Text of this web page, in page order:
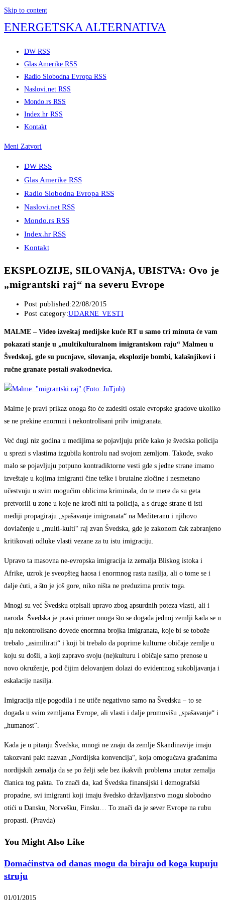
Skip to content
ENERGETSKA ALTERNATIVA
DW RSS
Glas Amerike RSS
Radio Slobodna Evropa RSS
Naslovi.net RSS
Mondo.rs RSS
Index.hr RSS
Kontakt
Meni Zatvori
DW RSS
Glas Amerike RSS
Radio Slobodna Evropa RSS
Naslovi.net RSS
Mondo.rs RSS
Index.hr RSS
Kontakt
EKSPLOZIJE, SILOVANjA, UBISTVA: Ovo je
„migrantski raj“ na severu Evrope
Post published:22/08/2015
Post category:UDARNE VESTI
MALME – Video izveštaj medijske kuće RT u samo tri minuta će vam
pokazati stanje u „multikulturalnom imigrantskom raju“ Malmeu u
Švedskoj, gde su pucnjave, silovanja, eksplozije bombi, kalašnjikovi i
ručne granate postali svakodnevica.
Malme je pravi prikaz onoga što će zadesiti ostale evropske gradove ukoliko
se ne prekine enormni i nekontrolisani prilv imigranata.
Već dugi niz godina u medijima se pojavljuju priče kako je švedska policija
u sprezi s vlastima izgubila kontrolu nad svojom zemljom. Takođe, svako
malo se pojavljuju potpuno kontradiktorne vesti gde s jedne strane imamo
izveštaje u kojima imigranti čine teške i brutalne zločine i nesmetano
učestvuju u svim mogućim oblicima kriminala, do te mere da su geta
pretvorili u zone u koje ne kroči niti ta policija, a s druge strane ti isti
mediji propagiraju „spašavanje imigranata“ na Mediteranu i njihovo
dovlačenje u „multi-kulti“ raj zvan Švedska, gde je zakonom čak zabranjeno
kritikovati odluke vlasti vezane za tu istu imigraciju.
Upravo ta masovna ne-evropska imigracija iz zemalja Bliskog istoka i
Afrike, uzrok je sveopšteg haosa i enormnog rasta nasilja, ali o tome se i
dalje ćuti, a što je još gore, niko ništa ne preduzima protiv toga.
Mnogi su već Švedsku otpisali upravo zbog apsurdnih poteza vlasti, ali i
naroda. Švedska je pravi primer onoga što se događa jednoj zemlji kada se u
nju nekontrolisano dovede enormna brojka imigranata, koje bi se tobože
trebalo „asimilirati“ i koji bi trebalo da poprime kulturne običaje zemlje u
koju su došli, a koji zapravo svoju (ne)kulturu i običaje samo prenose u
novo okruženje, pod čijim delovanjem dolazi do evidentnog sukobljavanja i
eskalacije nasilja.
Imigracija nije pogodila i ne utiče negativno samo na Švedsku – to se
događa u svim zemljama Evrope, ali vlasti i dalje promovišu „spašavanje“ i
„humanost“.
Kada je u pitanju Švedska, mnogi ne znaju da zemlje Skandinavije imaju
takozvani pakt nazvan „Nordijska konvencija“, koja omogućava građanima
nordijskih zemalja da se po želji sele bez ikakvih problema unutar zemalja
članica tog pakta. To znači da, kad Švedska finansijski i demografski
propadne, svi imigranti koji imaju švedsko državljanstvo mogu slobodno
otići u Dansku, Norvešku, Finsku… To znači da je sever Evrope na rubu
propasti. (Pravda)
You Might Also Like
Domaćinstva od danas mogu da biraju od koga kupuju
struju
01/01/2015